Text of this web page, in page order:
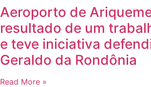
Aeroporto de
resultado de um
e teve iniciativa
Geraldo da Rondônia
Read More »